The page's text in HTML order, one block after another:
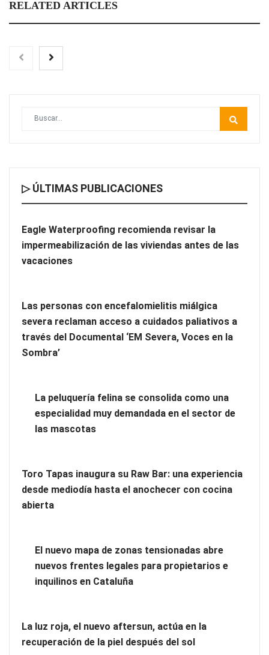
RELATED ARTICLES
Eagle Waterproofing recomienda revisar la
impermeabilización de las viviendas antes de las vacaciones
acceso a cuidados paliativos a través del Documental ‘EM
La peluquería felina se consolida como una especialidad muy
demandada en el sector de las mascotas
El nuevo mapa de zonas tensionadas abre nuevos frentes
legales para propietarios e inquilinos en Cataluña
piel después del sol
▷ ÚLTIMAS PUBLICACIONES
Eagle Waterproofing recomienda revisar la
impermeabilización de las viviendas antes de las
vacaciones
Las personas con encefalomielitis miálgica
severa reclaman acceso a cuidados paliativos a
través del Documental ‘EM Severa, Voces en la
Sombra’
La peluquería felina se consolida como una
especialidad muy demandada en el sector de
las mascotas
Toro Tapas inaugura su Raw Bar: una experiencia
desde mediodía hasta el anochecer con cocina
abierta
El nuevo mapa de zonas tensionadas abre
nuevos frentes legales para propietarios e
inquilinos en Cataluña
La luz roja, el nuevo aftersun, actúa en la
recuperación de la piel después del sol